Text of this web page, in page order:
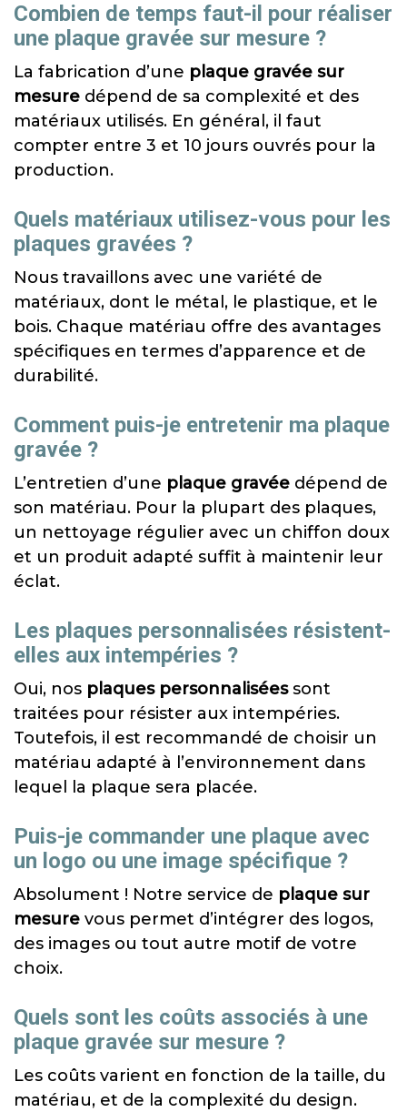
Combien de temps faut-il pour réaliser
une plaque gravée sur mesure ?
La fabrication d’une plaque gravée sur
mesure dépend de sa complexité et des
matériaux utilisés. En général, il faut
compter entre 3 et 10 jours ouvrés pour la
production.
Quels matériaux utilisez-vous pour les
plaques gravées ?
Nous travaillons avec une variété de
matériaux, dont le métal, le plastique, et le
bois. Chaque matériau offre des avantages
spécifiques en termes d’apparence et de
durabilité.
Comment puis-je entretenir ma plaque
gravée ?
L’entretien d’une plaque gravée dépend de
son matériau. Pour la plupart des plaques,
un nettoyage régulier avec un chiffon doux
et un produit adapté suffit à maintenir leur
éclat.
Les plaques personnalisées résistent-
elles aux intempéries ?
Oui, nos plaques personnaliséessont
traitées pour résister aux intempéries.
Toutefois, il est recommandé de choisir un
matériau adapté à l’environnement dans
lequel la plaque sera placée.
Puis-je commander une plaque avec
un logo ou une image spécifique ?
Absolument ! Notre service de plaque sur
mesure vous permet d’intégrer des logos,
des images ou tout autre motif de votre
choix.
Quels sont les coûts associés à une
plaque gravée sur mesure ?
Les coûts varient en fonction de la taille, du
matériau, et de la complexité du design.